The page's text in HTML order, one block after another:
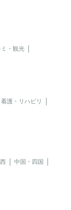
・観光
護・リハビリ
中国・四国